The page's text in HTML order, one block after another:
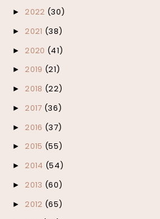
► 2022 (30)
► 2021 (38)
► 2020 (41)
► 2019 (21)
► 2018 (22)
► 2017 (36)
► 2016 (37)
► 2015 (55)
► 2014 (54)
► 2013 (60)
► 2012 (65)